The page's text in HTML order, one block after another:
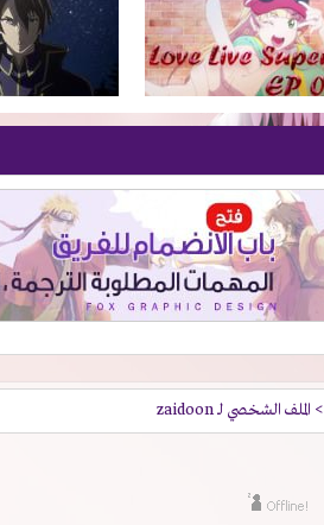
> الملف الشخصي لـ zaidoon